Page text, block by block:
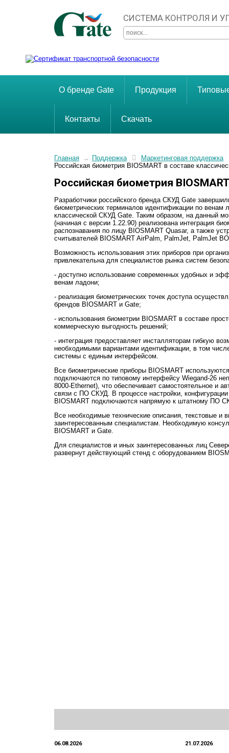
СИСТЕМА КОНТРОЛЯ И
О бренде Gate Продукция
Контакты Скачать
Главная → Поддержка
Маркетинговая поддержка
Российская биометрия BIOSMART в составе
Российская биометрия
Разработчики российского бренда СКУД Gate
биометрических терминалов идентификации по венам
классической СКУД Gate. Таким образом, на данный
(начиная с версии 1.22.90) реализована интеграция
распознавания по лицу BIOSMART Quasar, а также
считывателей BIOSMART AirPalm, PalmJet, PalmJet
Возможность использования этих приборов при
привлекательна для специалистов рынка систем
- доступно использование современных удобных и
венам ладони;
- реализация биометрических точек доступа
брендов BIOSMART и Gate;
- использования биометрии BIOSMART в составе
коммерческую выгодность решений;
- интеграция предоставляет инсталляторам гибкую
необходимыми вариантами идентификации, в том
системы с единым интерфейсом.
Все биометрические приборы BIOSMART
подключаются по типовому интерфейсу Wiegand-26
8000-Ethernet), что обеспечивает самостоятельное и
связи с ПО СКУД. В процессе настройки,
BIOSMART подключаются напрямую к штатному ПО
Все необходимые технические описания, текстовые и
заинтересованным специалистам. Необходимую
BIOSMART и Gate.
Для специалистов и иных заинтересованных лиц
развернут действующий стенд с оборудованием
06.08.2026 21.07.2026